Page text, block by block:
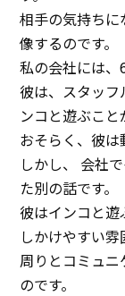
相手の気持ち
像するのです。
私の会社には、
彼は、スタッフ
ンコと遊ぶこと
おそらく、彼は
しかし、 会社
た別の話です。
彼はインコと
しかけやすい
周りとコミュ
のです。